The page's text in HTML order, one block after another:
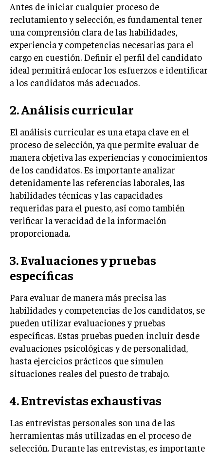
INTERNACIONAL
NEGOCIOS INTERNACIONALES
COMERCIO INTERNACIONAL
EXPANSIÓN GLOBAL
IMPORTACIÓN Y EXPORTACIÓN
TECNOLOGIA
GESTIÓN DE LA INNOVACIÓN TECNOLÓGICA
TRANSFORMACIÓN DIGITAL
ANALÍTICA EMPRESARIAL Y BUSINESS
INTELLIGENCE
CIBERSEGURIDAD EMPRESARIAL
ESTRATEGIA
EMPRESAS FAMILIARES Y SUCESIÓN
GESTIÓN DEL RIESGO EMPRESARIAL
NEGOCIACIÓN Y RESOLUCIÓN DE CONFLICTOS
DERECHO EMPRESARIAL Y REGULACIONES
ÉXITO EMPRESARIAL Y CASOS DE ESTUDIO
GOBIERNO CORPORATIVO
ESTRATEGIAS DE NEGOCIOS
MARKETING B2C
FRANQUICIAS
MARKETING DE INFLUENCERS
Antes de iniciar cualquier proceso de
reclutamiento y selección, es fundamental tener
una comprensión clara de las habilidades,
experiencia y competencias necesarias para el
cargo en cuestión. Definir el perfil del candidato
ideal permitirá enfocar los esfuerzos e identificar
a los candidatos más adecuados.
2. Análisis curricular
El análisis curricular es una etapa clave en el
proceso de selección, ya que permite evaluar de
manera objetiva las experiencias y conocimientos
de los candidatos. Es importante analizar
detenidamente las referencias laborales, las
habilidades técnicas y las capacidades
requeridas para el puesto, así como también
verificar la veracidad de la información
proporcionada.
3. Evaluaciones y pruebas
específicas
Para evaluar de manera más precisa las
habilidades y competencias de los candidatos, se
pueden utilizar evaluaciones y pruebas
específicas. Estas pruebas pueden incluir desde
evaluaciones psicológicas y de personalidad,
hasta ejercicios prácticos que simulen
situaciones reales del puesto de trabajo.
4. Entrevistas exhaustivas
Las entrevistas personales son una de las
herramientas más utilizadas en el proceso de
selección. Durante las entrevistas, es importante